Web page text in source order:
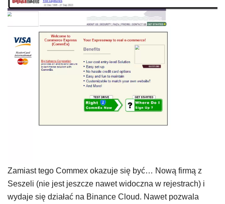
Zamiast tego Commex okazuje się być… Nową firmą z
Seszeli (nie jest jeszcze nawet widoczna w rejestrach) i
wydaje się działać na Binance Cloud. Nawet pozwala